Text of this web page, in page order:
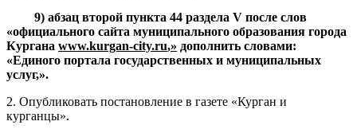
9) абзац второй пункта 44разделаV после слов
«официального сайта муниципального образования города
Кургана www.kurgan-city.ru,» дополнить словами:
«Единого портала государственных и муниципальных
услуг,».
2. Опубликовать постановление в газете «Курган и
курганцы».